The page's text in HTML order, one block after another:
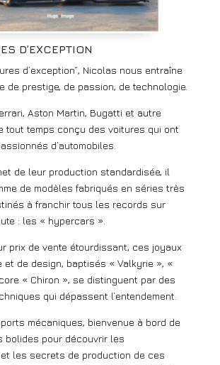
D’EXCEPTION
d’exception“, Nicolas nous entraîne
de prestige, de passion, de technologie.
Aston Martin, Bugatti et autre
tout temps conçu des voitures qui ont
d’automobiles.
de leur production standardisée, il
de modèles fabriqués en séries très
à franchir tous les records sur
: les « hypercars ».
prix de vente étourdissant, ces joyaux
et de design, baptisés « Valkyrie », «
« Chiron », se distinguent par des
qui dépassent l’entendement.
mécaniques, bienvenue à bord de
bolides pour découvrir les
les secrets de production de ces